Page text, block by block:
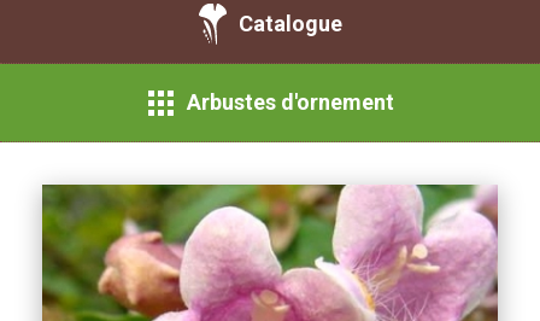
Catalogue
Arbustes d'ornement